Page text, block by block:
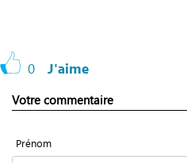
0 J'aime
Votre commentaire
Prénom